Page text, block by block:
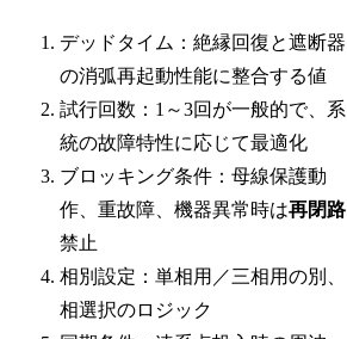
デッドタイム：絶縁回復と遮断器
の消弧再起動性能に整合する値
試行回数：1～3回が一般的で、系
統の故障特性に応じて最適化
ブロッキング条件：母線保護動
作、重故障、機器異常時は再閉路
禁止
相別設定：単相用／三相用の別、
相選択のロジック